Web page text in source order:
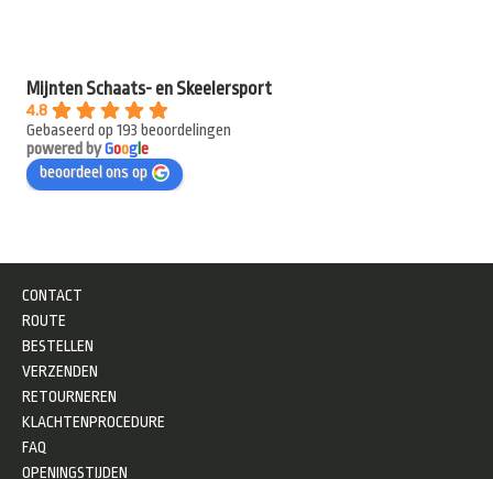
Mijnten Schaats- en Skeelersport
4.8
Gebaseerd op 193 beoordelingen
powered byGooge
beoordeel ons op
CONTACT
ROUTE
BESTELLEN
VERZENDEN
RETOURNEREN
KLACHTENPROCEDURE
FAQ
OPENINGSTIJDEN